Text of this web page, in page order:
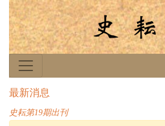
最新消息
史耘第19期出刊